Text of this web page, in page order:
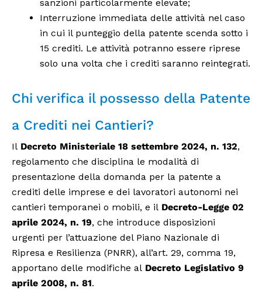
sanzioni particolarmente elevate;
Interruzione immediata delle attività nel caso
in cui il punteggio della patente scenda sotto i
15 crediti. Le attività potranno essere riprese
solo una volta che i crediti saranno reintegrati.
Chi verifica il possesso della Patente
a Crediti nei Cantieri?
Il Decreto Ministeriale 18 settembre 2024, n. 132,
regolamento che disciplina le modalità di
presentazione della domanda per la patente a
crediti delle imprese e dei lavoratori autonomi nei
cantieri temporanei o mobili, e il Decreto-Legge 02
aprile 2024, n. 19, che introduce disposizioni
urgenti per l’attuazione del Piano Nazionale di
Ripresa e Resilienza (PNRR), all’art. 29, comma 19,
apportano delle modifiche al Decreto Legislativo 9
aprile 2008, n. 81.